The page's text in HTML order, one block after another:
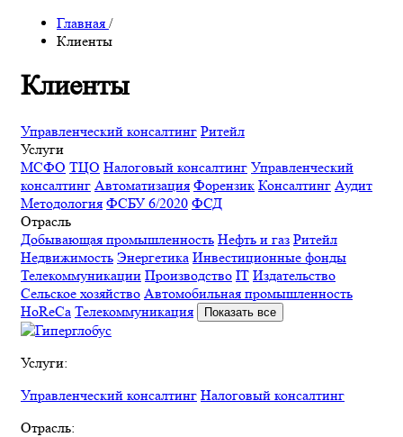
Главная /
Клиенты
Клиенты
Управленческий консалтинг Ритейл
Услуги
МСФО ТЦО Налоговый консалтинг Управленческий
консалтинг Автоматизация Форензик Консалтинг Аудит
Методология ФСБУ 6/2020 ФСД
Отрасль
Добывающая промышленность Нефть и газ Ритейл
Недвижимость Энергетика Инвестиционные фонды
Телекоммуникации Производство IT Издательство
Сельское хозяйство Автомобильная промышленность
HoReCa Телекоммуникация Показать все
Услуги:
Управленческий консалтинг Налоговый консалтинг
Отрасль: